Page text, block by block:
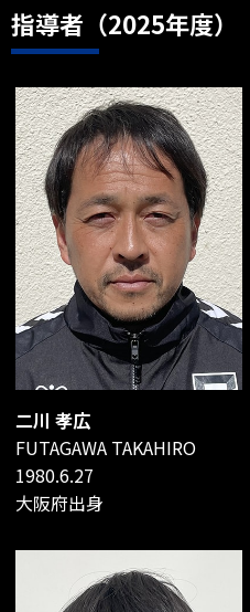
指導者（2025年度）
二川 孝広
FUTAGAWA TAKAHIRO
1980.6.27
大阪府出身